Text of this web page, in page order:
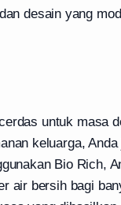
desain yang
untuk masa
keluarga,
Bio Rich,
air bersih bagi